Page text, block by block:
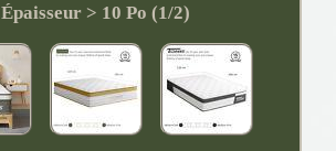
Épaisseur > 10 Po (1/2)